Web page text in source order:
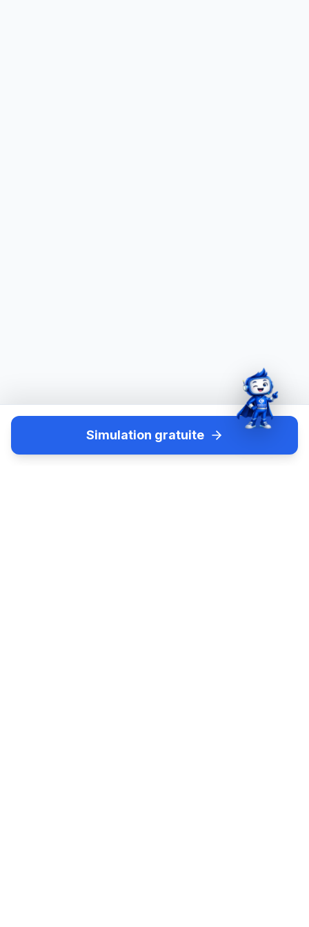
Simulation gratuite